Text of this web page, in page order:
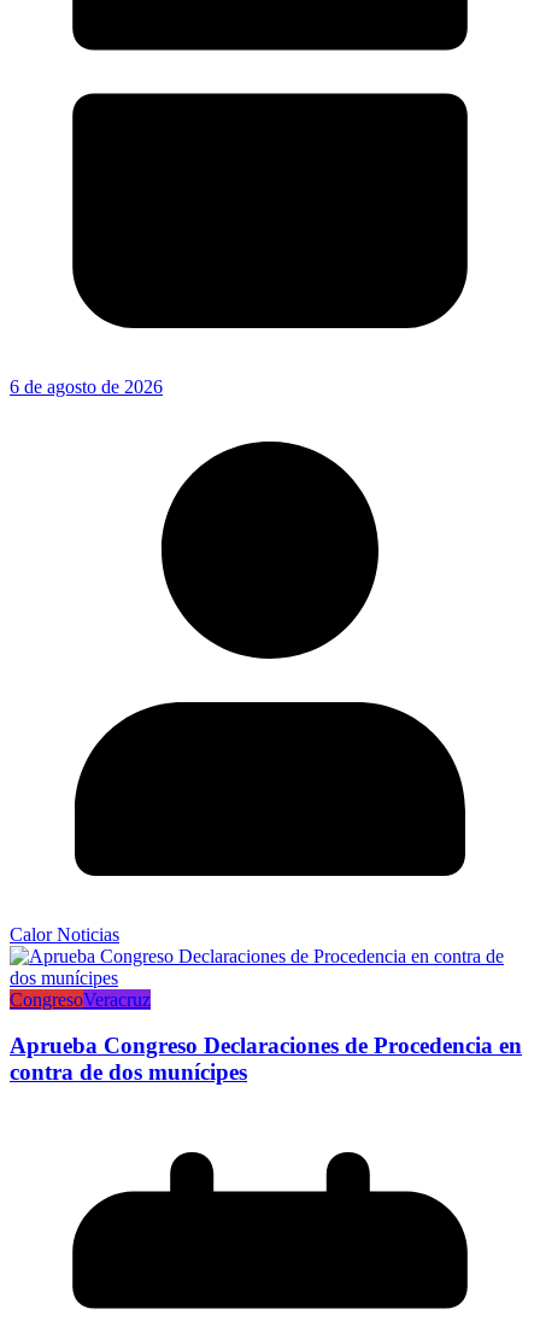
6 de agosto de 2026
Calor Noticias
CongresoVeracruz
Aprueba Congreso Declaraciones de Procedencia en
contra de dos munícipes